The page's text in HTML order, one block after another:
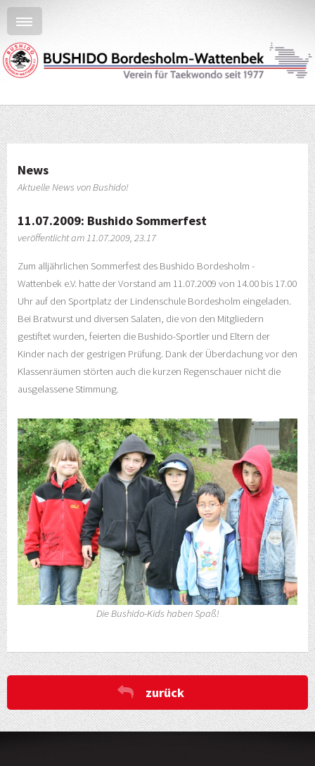
News
Aktuelle News von Bushido!
11.07.2009: Bushido Sommerfest
veröffentlicht am 11.07.2009, 23.17
Zum alljährlichen Sommerfest des Bushido Bordesholm -
Wattenbek e.V. hatte der Vorstand am 11.07.2009 von 14.00 bis 17.00
Uhr auf den Sportplatz der Lindenschule Bordesholm eingeladen.
Bei Bratwurst und diversen Salaten, die von den Mitgliedern
gestiftet wurden, feierten die Bushido-Sportler und Eltern der
Kinder nach der gestrigen Prüfung. Dank der Überdachung vor den
Klassenräumen störten auch die kurzen Regenschauer nicht die
ausgelassene Stimmung.
Die Bushido-Kids haben Spaß!
zurück